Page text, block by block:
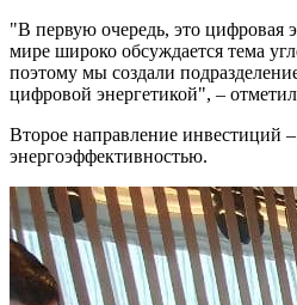
"В первую очередь, это цифровая
мире широко обсуждается тема
поэтому мы создали
цифровой энергетикой", –
Второе направление инвестиций
энергоэффективностью.